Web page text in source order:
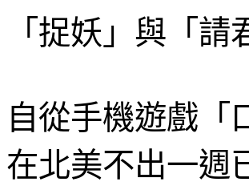
「捉妖」與「請
自從手機遊戲「
在北美不出一週